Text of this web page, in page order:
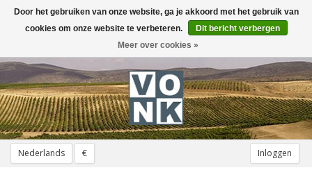
Nederlands € Inloggen
Toggle
navigation
Door het gebruiken van onze website, ga je akkoord met het gebruik van
cookies om onze website te verbeteren.
Dit bericht verbergen
Meer over cookies »